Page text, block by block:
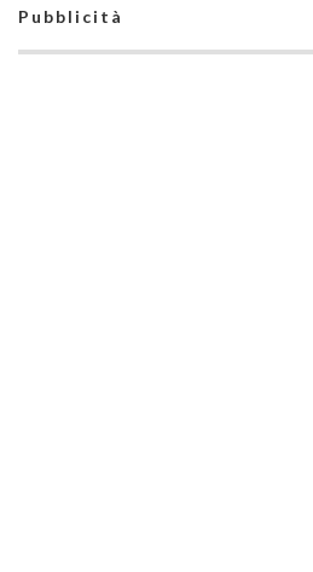
Pubblicità